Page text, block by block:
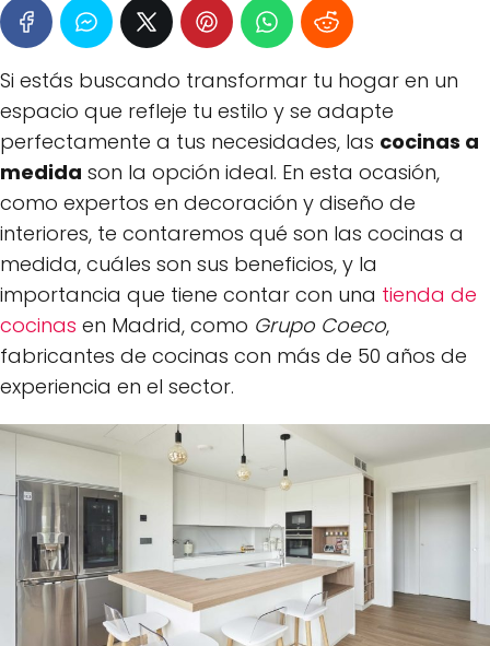
Si estás buscando transformar tu hogar en un
espacio que refleje tu estilo y se adapte
perfectamente a tus necesidades, las cocinas a
medida son la opción ideal. En esta ocasión,
como expertos en decoración y diseño de
interiores, te contaremos qué son las cocinas a
medida, cuáles son sus beneficios, y la
importancia que tiene contar con una tienda de
cocinas en Madrid, como Grupo Coeco,
fabricantes de cocinas con más de 50 años de
experiencia en el sector.